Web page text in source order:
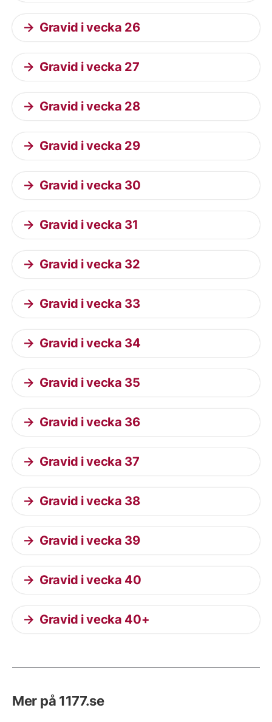
Gravid i vecka 26
Gravid i vecka 27
Gravid i vecka 28
Gravid i vecka 29
Gravid i vecka 30
Gravid i vecka 31
Gravid i vecka 32
Gravid i vecka 33
Gravid i vecka 34
Gravid i vecka 35
Gravid i vecka 36
Gravid i vecka 37
Gravid i vecka 38
Gravid i vecka 39
Gravid i vecka 40
Gravid i vecka 40+
Mer på 1177.se